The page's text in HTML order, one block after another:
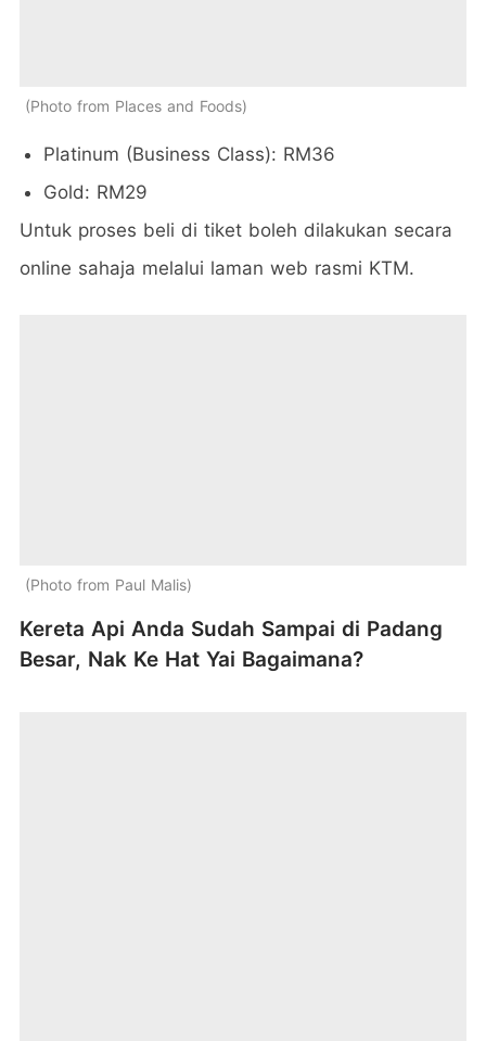
Photo from Places and Foods
Platinum (Business Class): RM36
Gold: RM29
Untuk proses beli di tiket boleh dilakukan secara
online sahaja melalui laman web rasmi KTM.
Photo from Paul Malis
Kereta Api Anda Sudah Sampai di Padang
Besar, Nak Ke Hat Yai Bagaimana?